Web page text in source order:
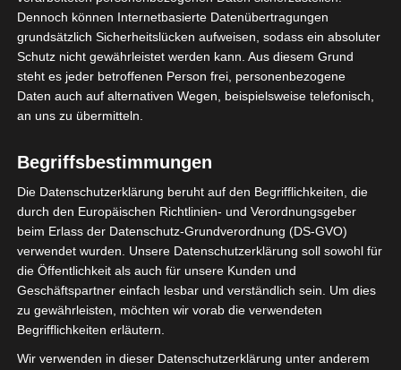
Étoile Sportive du
Sahel Sousse (ESS) 0
Olympique de
Béjà (OB) 0
ENDERGEBNIS
Stade Olympique de Sousse (Olympiastadion
Sousse)
Dennoch können Internetbasierte Datenübertragungen
grundsätzlich Sicherheitslücken aufweisen, sodass ein absoluter
Schutz nicht gewährleistet werden kann. Aus diesem Grund
steht es jeder betroffenen Person frei, personenbezogene
Daten auch auf alternativen Wegen, beispielsweise telefonisch,
an uns zu übermitteln.
Begriffsbestimmungen
Die Datenschutzerklärung beruht auf den Begrifflichkeiten, die
durch den Europäischen Richtlinien- und Verordnungsgeber
beim Erlass der Datenschutz-Grundverordnung (DS-GVO)
verwendet wurden. Unsere Datenschutzerklärung soll sowohl für
die Öffentlichkeit als auch für unsere Kunden und
Geschäftspartner einfach lesbar und verständlich sein. Um dies
zu gewährleisten, möchten wir vorab die verwendeten
Begrifflichkeiten erläutern.
Wir verwenden in dieser Datenschutzerklärung unter anderem